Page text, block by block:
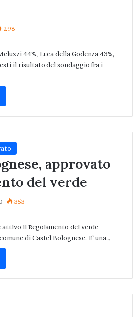
298
44%, Luca della Godenza 43%,
il risultato del sondaggio fra i
approvato
del verde
0 353
il Regolamento del verde
di Castel Bolognese. E’ una…